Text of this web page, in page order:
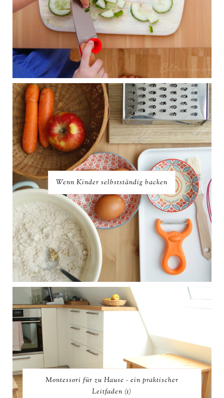
Wenn Kinder selbstständig backen
Montessori für zu Hause - ein praktischer
Leitfaden (1)